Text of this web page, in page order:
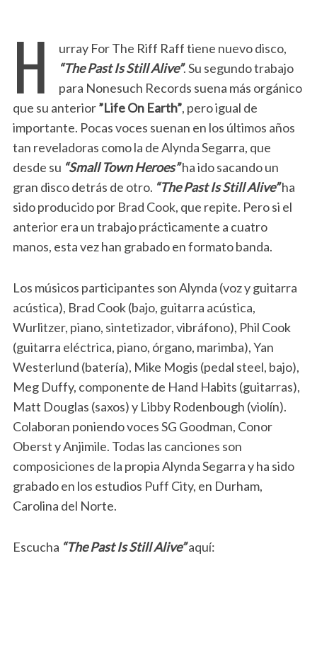
H
urray For The Riff Raff tiene nuevo disco,
“The Past Is Still Alive”. Su segundo trabajo
para Nonesuch Records suena más orgánico
que su anterior”Life On Earth”, pero igual de
importante. Pocas voces suenan en los últimos años
tan reveladoras como la de Alynda Segarra, que
desde su “Small Town Heroes”ha ido sacando un
gran disco detrás de otro. “The Past Is Still Alive”ha
sido producido por Brad Cook, que repite. Pero si el
anterior era un trabajo prácticamente a cuatro
manos, esta vez han grabado en formato banda.
Los músicos participantes son Alynda (voz y guitarra
acústica), Brad Cook (bajo, guitarra acústica,
Wurlitzer, piano, sintetizador, vibráfono), Phil Cook
(guitarra eléctrica, piano, órgano, marimba), Yan
Westerlund (batería), Mike Mogis (pedal steel, bajo),
Meg Duffy, componente de Hand Habits (guitarras),
Matt Douglas (saxos) y Libby Rodenbough (violín).
Colaboran poniendo voces SG Goodman, Conor
Oberst y Anjimile. Todas las canciones son
composiciones de la propia Alynda Segarra y ha sido
grabado en los estudios Puff City, en Durham,
Carolina del Norte.
Escucha “The Past Is Still Alive”aquí: